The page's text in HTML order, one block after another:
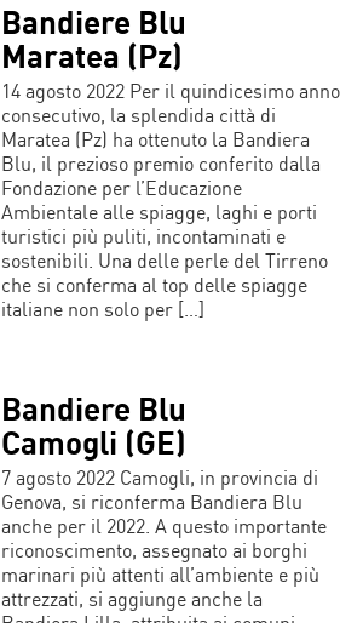
Bandiere Blu
Maratea (Pz)
14 agosto 2022 Per il quindicesimo anno
consecutivo, la splendida città di
Maratea (Pz) ha ottenuto la Bandiera
Blu, il prezioso premio conferito dalla
Fondazione per l’Educazione
Ambientale alle spiagge, laghi e porti
turistici più puliti, incontaminati e
sostenibili. Una delle perle del Tirreno
che si conferma al top delle spiagge
italiane non solo per […]
Bandiere Blu
Camogli (GE)
7 agosto 2022 Camogli, in provincia di
Genova, si riconferma Bandiera Blu
anche per il 2022. A questo importante
riconoscimento, assegnato ai borghi
marinari più attenti all’ambiente e più
attrezzati, si aggiunge anche la